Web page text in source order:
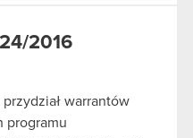
2016
warrantów
programu